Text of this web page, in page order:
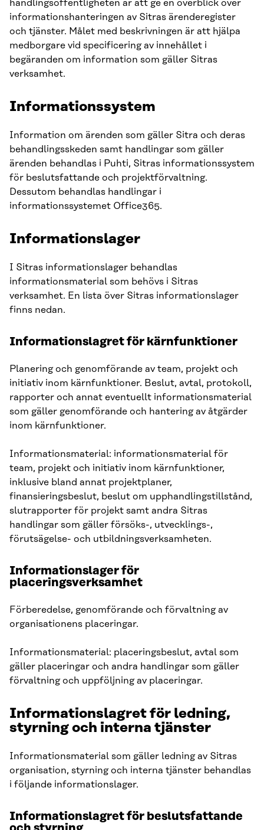
handlingsoffentligheten är att ge en överblick över
informationshanteringen av Sitras ärenderegister
och tjänster. Målet med beskrivningen är att hjälpa
medborgare vid specificering av innehållet i
begäranden om information som gäller Sitras
verksamhet.
Informationssystem
Information om ärenden som gäller Sitra och deras
behandlingsskeden samt handlingar som gäller
ärenden behandlas i Puhti, Sitras informationssystem
för beslutsfattande och projektförvaltning.
Dessutom behandlas handlingar i
informationssystemet Office365.
Informationslager
I Sitras informationslager behandlas
informationsmaterial som behövs i Sitras
verksamhet. En lista över Sitras informationslager
finns nedan.
Informationslagret för kärnfunktioner
Planering och genomförande av team, projekt och
initiativ inom kärnfunktioner. Beslut, avtal, protokoll,
rapporter och annat eventuellt informationsmaterial
som gäller genomförande och hantering av åtgärder
inom kärnfunktioner.
Informationsmaterial: informationsmaterial för
team, projekt och initiativ inom kärnfunktioner,
inklusive bland annat projektplaner,
finansieringsbeslut, beslut om upphandlingstillstånd,
slutrapporter för projekt samt andra Sitras
handlingar som gäller försöks-, utvecklings-,
förutsägelse- och utbildningsverksamheten.
Informationslager för
placeringsverksamhet
Förberedelse, genomförande och förvaltning av
organisationens placeringar.
Informationsmaterial: placeringsbeslut, avtal som
gäller placeringar och andra handlingar som gäller
förvaltning och uppföljning av placeringar.
Informationslagret för ledning,
styrning och interna tjänster
Informationsmaterial som gäller ledning av Sitras
organisation, styrning och interna tjänster behandlas
i följande informationslager.
Informationslagret för beslutsfattande